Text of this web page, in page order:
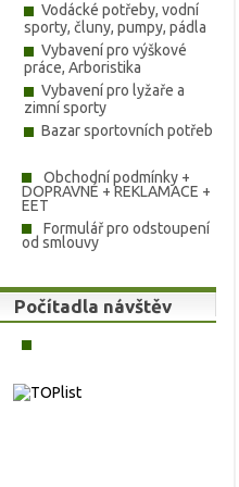
Vodácké potřeby, vodní
sporty, čluny, pumpy, pádla
Vybavení pro výškové
práce, Arboristika
Vybavení pro lyžaře a
zimní sporty
Bazar sportovních potřeb
Obchodní podmínky +
DOPRAVNÉ + REKLAMACE +
EET
Formulář pro odstoupení
od smlouvy
Počítadla návštěv